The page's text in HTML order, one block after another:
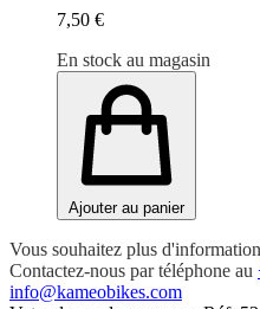
7,50 €
En stock au magasin
Ajouter au panier
Vous souhaitez plus
Contactez-nous par téléphone au
info@kameobikes.com